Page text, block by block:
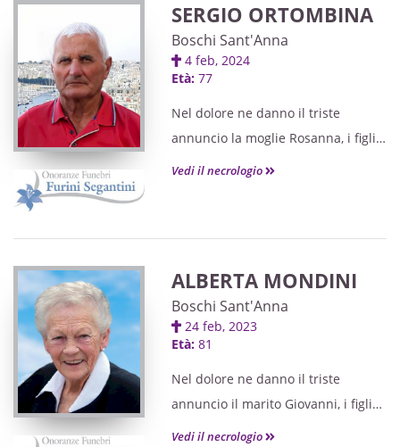
SERGIO ORTOMBINA
Boschi Sant'Anna
4 feb, 2024
Età: 77
Nel dolore ne danno il triste
annuncio la moglie Rosanna, i figli
Simone con Debora, Jessica con
parenti tutti.
febbraio alle ore 19.30 in chiesa a
Boschi Sant’Anna.
Le esequie avranno luogo
nella chiesa parrocchiale di Boschi
Sant’Anna, partendo dalla casa
funeraria Athesis di Legnago.
Vedi il necrologio
ALBERTA MONDINI
Boschi Sant'Anna
24 feb, 2023
Età: 81
Nel dolore ne danno il triste
annuncio il marito Giovanni, i figli
Raffaele, Antonella con Daniele, i
Vedi il necrologio